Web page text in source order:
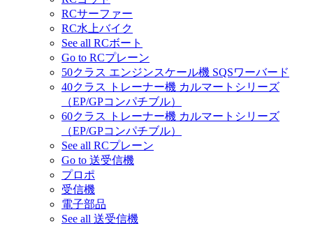
RCサーファー
RC水上バイク
See all RCボート
Go to RCプレーン
50クラス エンジンスケール機 SQSワーバード
40クラス トレーナー機 カルマートシリーズ
（EP/GPコンパチブル）
60クラス トレーナー機 カルマートシリーズ
（EP/GPコンパチブル）
See all RCプレーン
Go to 送受信機
プロポ
受信機
電子部品
See all 送受信機